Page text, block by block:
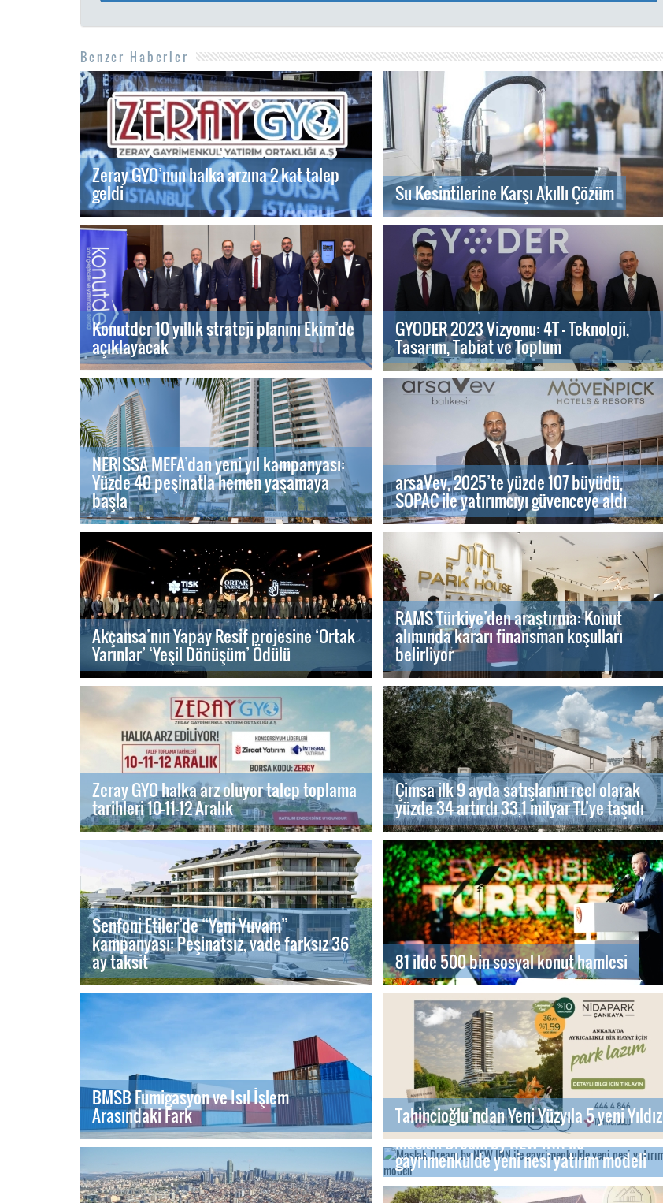
Benzer Haberler
Zeray GYO’nun halka arzına 2 kat talep
geldi Su Kesintilerine Karşı Akıllı Çözüm
Konutder 10 yıllık strateji planını Ekim’de
açıklayacak
GYODER 2023 Vizyonu: 4T - Teknoloji,
Tasarım, Tabiat ve Toplum
NERISSA MEFA’dan yeni yıl kampanyası:
Yüzde 40 peşinatla hemen yaşamaya
başla
arsaVev, 2025’te yüzde 107 büyüdü,
SOPAC ile yatırımcıyı güvenceye aldı
Akçansa’nın Yapay Resif projesine ‘Ortak
Yarınlar’ ‘Yeşil Dönüşüm’ Ödülü
RAMS Türkiye’den araştırma: Konut
alımında kararı finansman koşulları
belirliyor
Zeray GYO halka arz oluyor talep toplama
tarihleri 10-11-12 Aralık
Çimsa ilk 9 ayda satışlarını reel olarak
yüzde 34 artırdı 33,1 milyar TL’ye taşıdı
Senfoni Etiler’de “Yeni Yuvam”
kampanyası: Peşinatsız, vade farksız 36
ay taksit 81 ilde 500 bin sosyal konut hamlesi
BMSB Fumigasyon ve Isıl İşlem
Arasındaki Fark
Tahincioğlu’ndan Yeni Yüzyıla 5 yeni Yıldız
Maslak Dream by NEW INN ile
gayrimenkulde yeni nesi yatırım modeli